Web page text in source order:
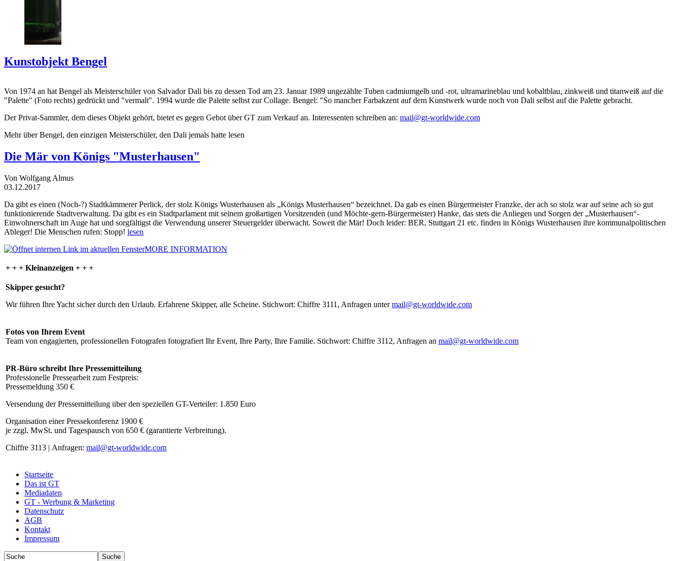
Kunstobjekt Bengel
Von 1974 an hat Bengel als Meisterschüler von Salvador Dali bis zu dessen Tod am 23. Januar 1989 ungezählte Tuben cadmiumgelb und -rot, ultramarineblau und kobaltblau, zinkweiß und titanweiß auf die
"Palette" (Foto rechts) gedrückt und "vermalt". 1994 wurde die Palette selbst zur Collage. Bengel: "So mancher Farbakzent auf dem Kunstwerk wurde noch von Dali selbst auf die Palette gebracht.
Der Privat-Sammler, dem dieses Objekt gehört, bietet es gegen Gebot über GT zum Verkauf an. Interessenten schreiben an: mail@gt-worldwide.com
Mehr über Bengel, den einzigen Meisterschüler, den Dali jemals hatte lesen
Die Mär von Königs "Musterhausen"
Von Wolfgang Almus
03.12.2017
Da gibt es einen (Noch-?) Stadtkämmerer Perlick, der stolz Königs Wusterhausen als „Königs Musterhausen“ bezeichnet. Da gab es einen Bürgermeister Franzke, der ach so stolz war auf seine ach so gut
funktionierende Stadtverwaltung. Da gibt es ein Stadtparlament mit seinem großartigen Vorsitzenden (und Möchte-gern-Bürgermeister) Hanke, das stets die Anliegen und Sorgen der „Musterhausen“-
Einwohnerschaft im Auge hat und sorgfältigst die Verwendung unserer Steuergelder überwacht. Soweit die Mär! Doch leider: BER, Stuttgart 21 etc. finden in Königs Wusterhausen ihre kommunalpolitischen
Ableger! Die Menschen rufen: Stopp! lesen
MORE INFORMATION
+ + + Kleinanzeigen + + +
Skipper gesucht?
Wir führen Ihre Yacht sicher durch den Urlaub. Erfahrene Skipper, alle Scheine. Stichwort: Chiffre 3111, Anfragen untermail@gt-worldwide.com
Fotos von Ihrem Event
Team von engagierten, professionellen Fotografen fotografiert Ihr Event, Ihre Party, Ihre Familie. Stichwort: Chiffre 3112, Anfragen an mail@gt-worldwide.com
PR-Büro schreibt Ihre Pressemitteilung
Professionelle Pressearbeit zum Festpreis:
Pressemeldung 350 €
Versendung der Pressemitteilung über den speziellen GT-Verteiler: 1.850 Euro
Organisation einer Pressekonferenz 1900 €
je zzgl. MwSt. und Tagespausch von 650 € (garantierte Verbreitung).
Chiffre 3113 | Anfragen: mail@gt-worldwide.com
Startseite
Das ist GT
Mediadaten
GT - Werbung & Marketing
Datenschutz
AGB
Kontakt
Impressum